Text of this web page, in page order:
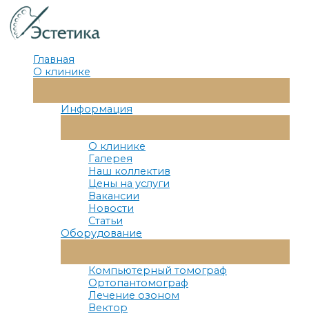
Перейти
к
содержимому
Главная
О клинике
Меню
Информация
Меню
О клинике
Галерея
Наш коллектив
Цены на услуги
Вакансии
Новости
Статьи
Оборудование
Меню
Компьютерный томограф
Ортопантомограф
Лечение озоном
Вектор